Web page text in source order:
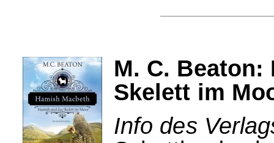
M. C. Beaton:
Skelett im
Info des